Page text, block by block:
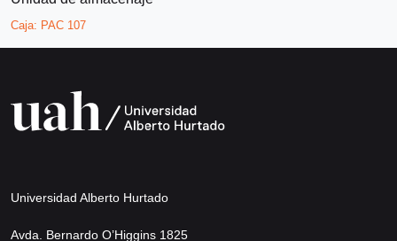
Caja: PAC 107
Universidad Alberto Hurtado
Avda. Bernardo O’Higgins 1825